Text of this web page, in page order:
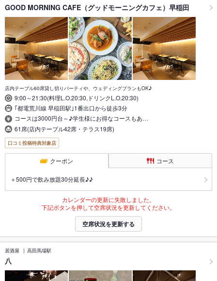
GOOD MORNING CAFE（グッドモーニングカフェ）早稲田
店内テーブル60席貸し切りパーティや、ウェディングプランもOK♪
9:00～21:30(料理L.O.20:30,ドリンクL.O.20:30)
｢都電荒川線 早稲田駅｣1番出口から徒歩3分
コースは3000円台～♪学生様にお得なコースもあ…
61席(店内テーブル42席・テラス19席)
口コミ投稿特典対象店
クーポン コース
＋500円で飲み放題30分延長♪♪
カレンダーの更新に失敗しました。
下記ボタンを押して空席状況を更新してください。
空席状況を更新する
居酒屋 高田馬場駅
八